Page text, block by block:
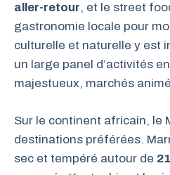
aller-retour, et le street
gastronomie locale pour
culturelle et naturelle y est
un large panel d’activités
majestueux, marchés
Sur le continent africain, le
destinations préférées.
sec et tempéré autour de